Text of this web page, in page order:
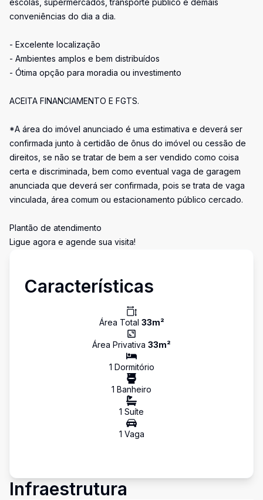
escolas, supermercados, transporte público e demais
conveniências do dia a dia.
- Excelente localização
- Ambientes amplos e bem distribuídos
- Ótima opção para moradia ou investimento
ACEITA FINANCIAMENTO E FGTS.
*A área do imóvel anunciado é uma estimativa e deverá ser
confirmada junto à certidão de ônus do imóvel ou cessão de
direitos, se não se tratar de bem a ser vendido como coisa
certa e discriminada, bem como eventual vaga de garagem
anunciada que deverá ser confirmada, pois se trata de vaga
vinculada, área comum ou estacionamento público cercado.
Plantão de atendimento
Ligue agora e agende sua visita!
Características
Área Total 33m²
Área Privativa 33m²
1 Dormitório
1 Banheiro
1 Suíte
1 Vaga
Infraestrutura